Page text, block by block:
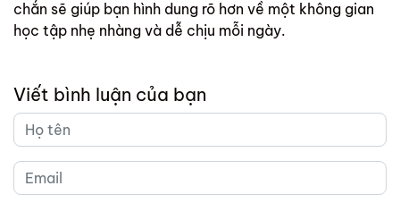
chắn sẽ giúp bạn hình dung rõ hơn về một không gian
học tập nhẹ nhàng và dễ chịu mỗi ngày.
Viết bình luận của bạn